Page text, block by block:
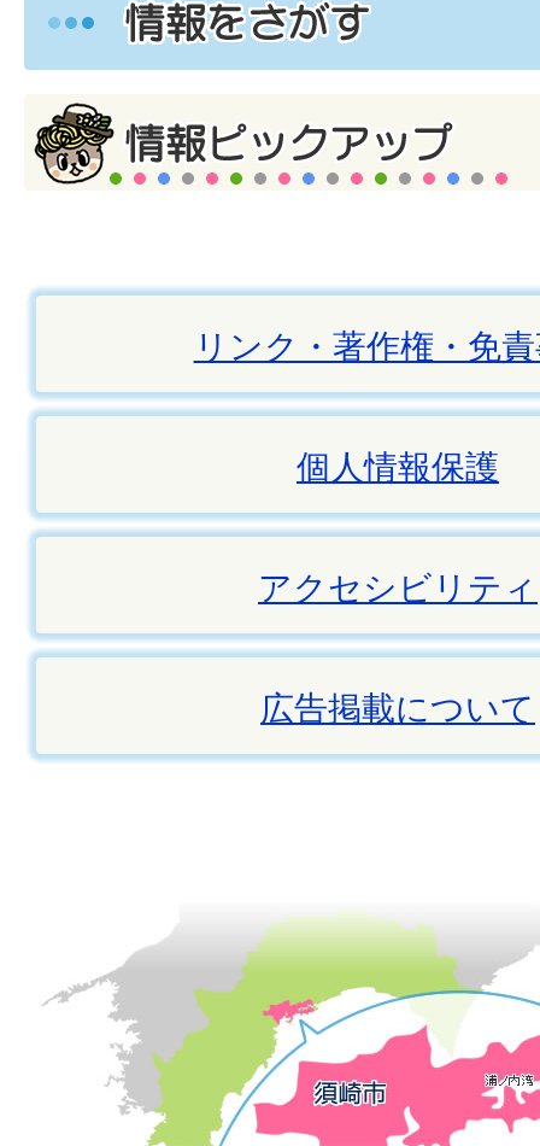
リンク・著作権・免
個人情報保護
アクセシビリティ
広告掲載について